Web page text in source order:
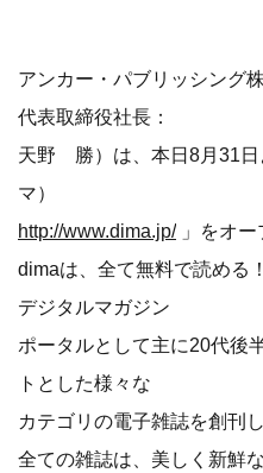
アンカー・パブリッシング
代表取締役社長：
天野 勝）は、本日8月31日
マ）
http://www.dima.jp/ 」をオー
dimaは、全て無料で読める
デジタルマガジン
ポータルとして主に20代後
トとした様々な
カテゴリの電子雑誌を創刊
全ての雑誌は、美しく新鮮